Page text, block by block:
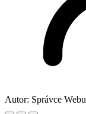
Autor: Správce Webu